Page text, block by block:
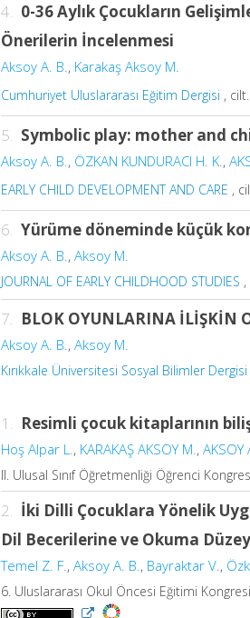
4. 0-36 Aylık Çocukların
Önerilerin İncelenmesi
Aksoy A. B., Karakaş Aksoy M.
Cumhuriyet Uluslararası Eğitim Dergisi ,
5. Symbolic play: mother and
Aksoy A. B., ÖZKAN KUNDURACI H. K.,
EARLY CHILD DEVELOPMENT AND CARE ,
6. Yürüme döneminde küçük
Aksoy A. B., Aksoy M.
JOURNAL OF EARLY CHILDHOOD STUDIES
7. BLOK OYUNLARINA İLİŞKİN
Aksoy A. B. , Aksoy M.
Kırıkkale Üniversitesi Sosyal Bilimler Dergisi
1. Resimli çocuk kitaplarının
Hoş Alpar L. , KARAKAŞ AKSOY M. , AKSOY
II. Ulusal Sınıf Öğretmenliği Öğrenci
2. İki Dilli Çocuklara Yönelik
Dil Becerilerine ve Okuma
Temel Z. F. , Aksoy A. B. , Bayraktar V. ,
6. Uluslararası Okul Öncesi Eğitimi